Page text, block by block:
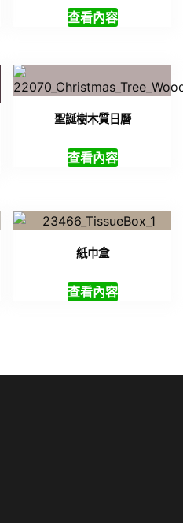
查看內容
聖誕樹木質日曆
查看內容
紙巾盒
查看內容